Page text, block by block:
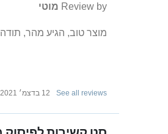
Review by מוטי
מוצר טוב, הגיע מהר, תודה
See all reviews 12 בדצמ׳ 2021